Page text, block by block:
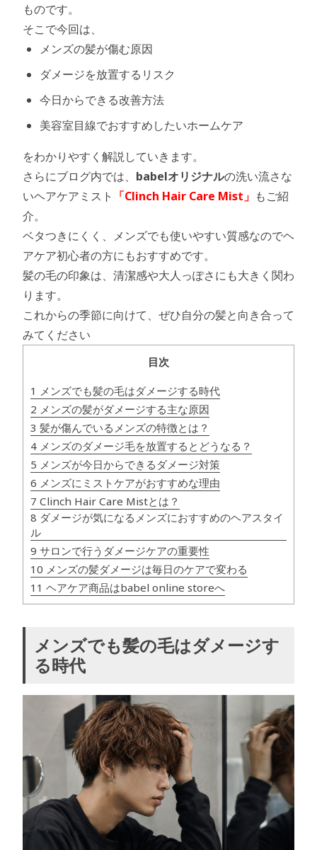
ものです。
そこで今回は、
メンズの髪が傷む原因
ダメージを放置するリスク
今日からできる改善方法
美容室目線でおすすめしたいホームケア
をわかりやすく解説していきます。
さらにブログ内では、 babelオリジナルの洗い流さな
いヘアケアミスト 「Clinch Hair Care Mist」 もご紹
介。
ベタつきにくく、メンズでも使いやすい質感なのでヘ
アケア初心者の方にもおすすめです。
髪の毛の印象は、清潔感や大人っぽさにも大きく関わ
ります。
これからの季節に向けて、ぜひ自分の髪と向き合って
みてください
目次
1 メンズでも髪の毛はダメージする時代
2 メンズの髪がダメージする主な原因
3 髪が傷んでいるメンズの特徴とは？
4 メンズのダメージ毛を放置するとどうなる？
5 メンズが今日からできるダメージ対策
6 メンズにミストケアがおすすめな理由
7 Clinch Hair Care Mistとは？
8 ダメージが気になるメンズにおすすめのヘアスタイ
ル
9 サロンで行うダメージケアの重要性
10 メンズの髪ダメージは毎日のケアで変わる
11 ヘアケア商品はbabel online storeへ
メンズでも髪の毛はダメージす
る時代